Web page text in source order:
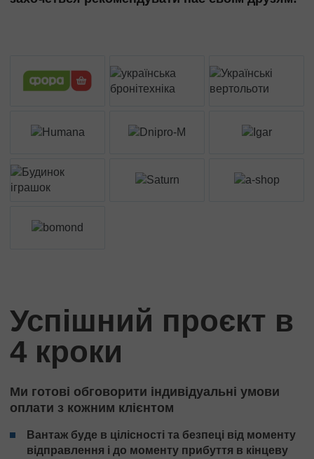
Успішний проєкт в
4 кроки
Ми готові обговорити індивідуальні умови
оплати з кожним клієнтом
Вантаж буде в цілісності та безпеці від моменту
відправлення і до моменту прибуття в кінцеву